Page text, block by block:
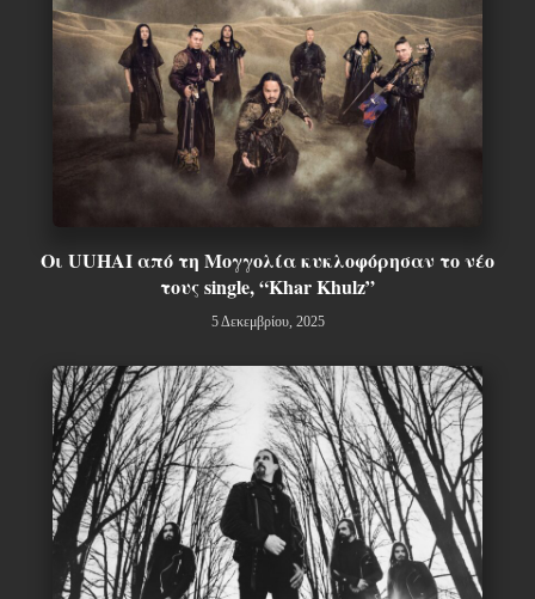
Οι UUHAI από τη Μογγολία κυκλοφόρησαν το νέο
τους single, “Khar Khulz”
5 Δεκεμβρίου, 2025